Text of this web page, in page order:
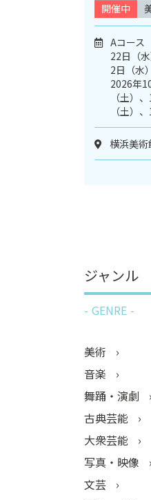
開催中
Aコース
22日（
2日（水
2026年
（土）
（土）
横浜美術
ジャンル
GENRE
美術
音楽
舞踊・演劇
古典芸能
大衆芸能
写真・映像
文芸